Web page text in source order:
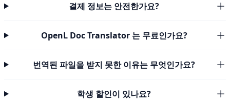
결제 정보는 안전한가요?
OpenL Doc Translator 는 무료인가요?
번역된 파일을 받지 못한 이유는 무엇인가요?
학생 할인이 있나요?